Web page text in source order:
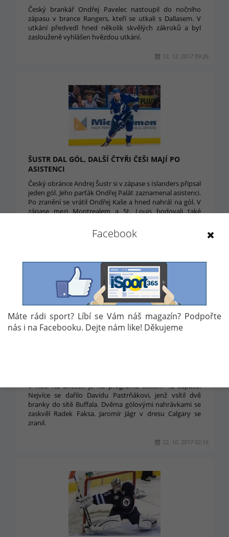
Český brankář Ondřej Pavelec nastoupil do nočního
zápasu v brance Rangers, kteří se utkali s Dallasem. V
utkání předvedl hned několik skvělých zákroků a byl
zaslouženě vyhlášen hvězdou utkání.
12. 12. 2017 09:26
ŠUSTR DAL GÓL, DALŠÍ ČTYŘI ČEŠI MAJÍ PO
ASISTENCI
Český obránce Andrej Šustr si v zápase s Islanders připsal
jeden gól. Jeho parťák Ondřej Palát zaznamenal asistenci.
Po zranění se vrátil Ondřej Kaše a hned nahrál na gól. V
zápase mezi Montrealem a St. Louis bodovali také
V noci na dnešek je na programu celkem 12 zápasů.
Nejvíce se dařilo Davidu Pastrňákovi, jenž vsítil dvě
branky do sítě Buffala. Dvěma gólovými nahrávkami se
zaskvěl Radek Faksa. Jaromír Jágr v dresu Calgary se
zranil.
22. 10. 2017 02:16
Facebook
Máte rádi sport? Líbí se Vám náš magazín? Podpořte
nás i na Facebooku. Dejte nám like! Děkujeme